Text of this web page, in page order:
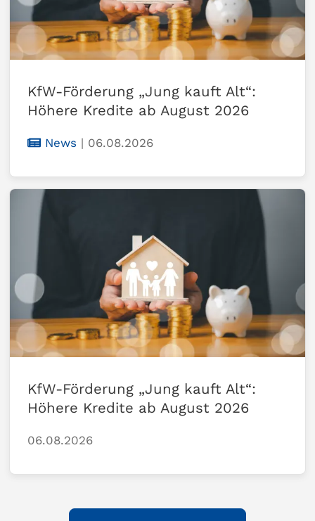
KfW-Förderung „Jung kauft Alt“:
Höhere Kredite ab August 2026
News | 06.08.2026
KfW-Förderung „Jung kauft Alt“:
Höhere Kredite ab August 2026
06.08.2026